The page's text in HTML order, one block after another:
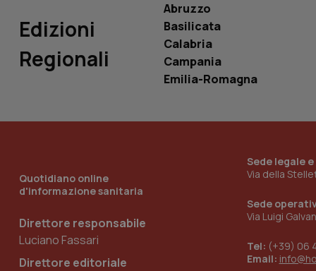
Edizioni
Regionali
Abruzzo
Basilicata
Calabria
Campania
Emilia-Romagna
Quotidiano online
d'informazione sanitaria
Direttore responsabile
Luciano Fassari
Direttore editoriale
Sede legale
Via della
Sede
Via Luigi
Tel: (+39) 06
Email:
YSC